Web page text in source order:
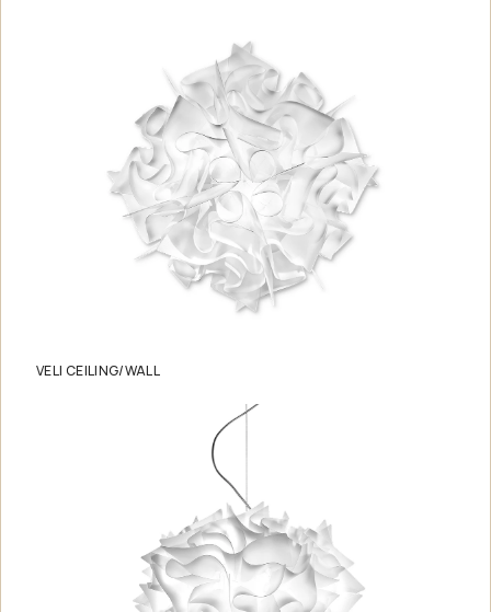
VELI CEILING/WALL